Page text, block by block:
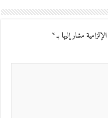
مشار إليها بـ*